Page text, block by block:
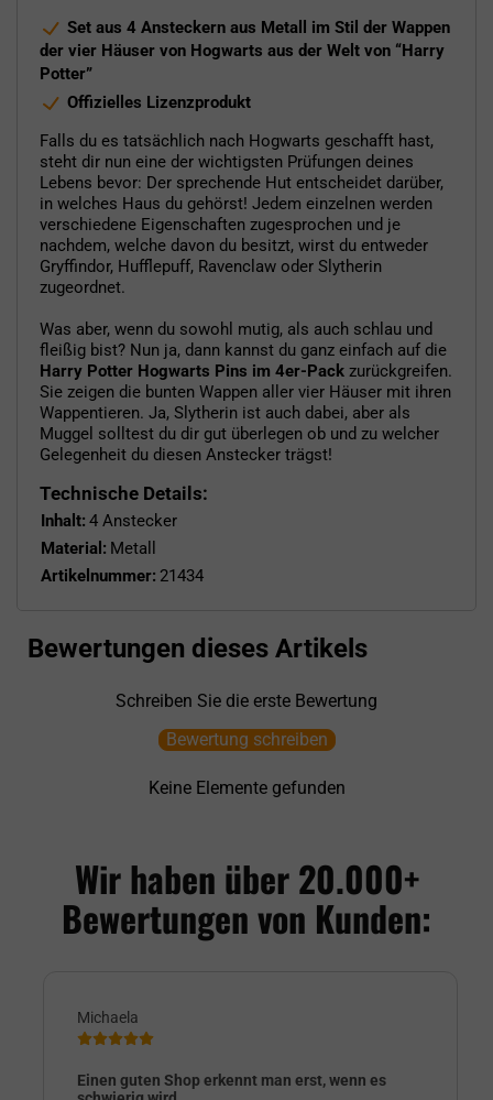
Set aus 4 Ansteckern aus Metall im Stil der Wappen
der vier Häuser von Hogwarts aus der Welt von “Harry
Potter”
Offizielles Lizenzprodukt
Falls du es tatsächlich nach Hogwarts geschafft hast,
steht dir nun eine der wichtigsten Prüfungen deines
Lebens bevor: Der sprechende Hut entscheidet darüber,
in welches Haus du gehörst! Jedem einzelnen werden
verschiedene Eigenschaften zugesprochen und je
nachdem, welche davon du besitzt, wirst du entweder
Gryffindor, Hufflepuff, Ravenclaw oder Slytherin
zugeordnet.
Was aber, wenn du sowohl mutig, als auch schlau und
fleißig bist? Nun ja, dann kannst du ganz einfach auf die
Harry Potter Hogwarts Pins im 4er-Pack zurückgreifen.
Sie zeigen die bunten Wappen aller vier Häuser mit ihren
Wappentieren. Ja, Slytherin ist auch dabei, aber als
Muggel solltest du dir gut überlegen ob und zu welcher
Gelegenheit du diesen Anstecker trägst!
Technische Details:
Inhalt: 4 Anstecker
Material: Metall
Artikelnummer: 21434
Bewertungen dieses Artikels
Schreiben Sie die erste Bewertung
Bewertung schreiben
Keine Elemente gefunden
Wir haben über 20.000+
Bewertungen von Kunden:
Michaela
Einen guten Shop erkennt man erst, wenn es